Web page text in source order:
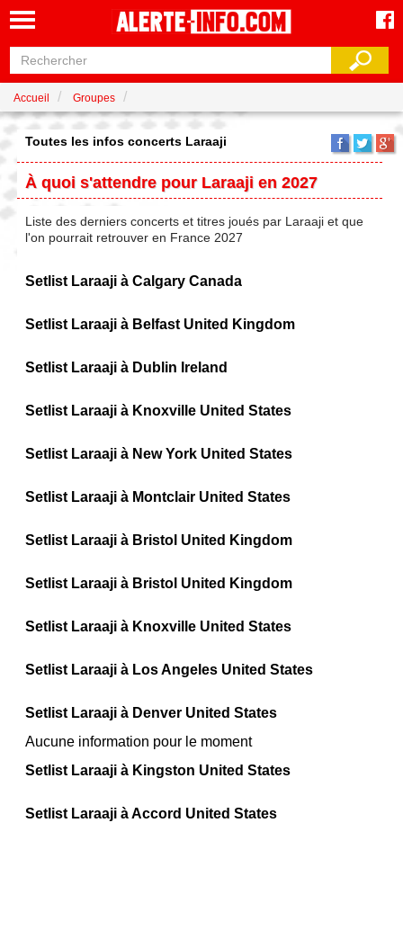
Accueil Groupes
Toutes les infos concerts Laraaji
À quoi s'attendre pour Laraaji en 2027
Liste des derniers concerts et titres joués par Laraaji et que
l'on pourrait retrouver en France 2027
Setlist Laraaji à Calgary Canada
Setlist Laraaji à Belfast United Kingdom
Setlist Laraaji à Dublin Ireland
Setlist Laraaji à Knoxville United States
Setlist Laraaji à New York United States
Setlist Laraaji à Montclair United States
Setlist Laraaji à Bristol United Kingdom
Setlist Laraaji à Bristol United Kingdom
Setlist Laraaji à Knoxville United States
Setlist Laraaji à Los Angeles United States
Setlist Laraaji à Denver United States
Aucune information pour le moment
Setlist Laraaji à Kingston United States
Setlist Laraaji à Accord United States